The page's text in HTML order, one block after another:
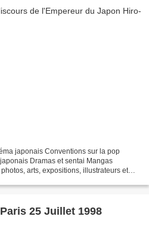
japonais Conventions sur la pop
Dramas et sentai Mangas
arts, expositions, illustrateurs et
25 Juillet 1998